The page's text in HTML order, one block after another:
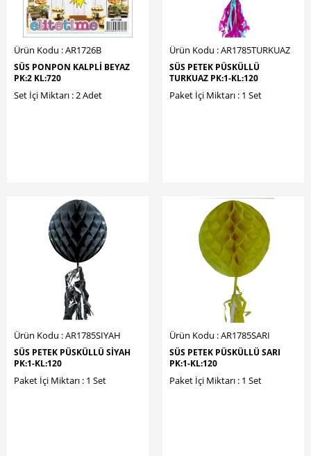
Ürün Kodu : AR1726B
SÜS PONPON KALPLİ BEYAZ
PK:2 KL:720
Set İçi Miktarı : 2 Adet
Ürün Kodu : AR1785TURKUAZ
SÜS PETEK PÜSKÜLLÜ
TURKUAZ PK:1-KL:120
Paket İçi Miktarı : 1 Set
Ürün Kodu : AR1785SIYAH
SÜS PETEK PÜSKÜLLÜ SİYAH
PK:1-KL:120
Paket İçi Miktarı : 1 Set
Ürün Kodu : AR1785SARI
SÜS PETEK PÜSKÜLLÜ SARI
PK:1-KL:120
Paket İçi Miktarı : 1 Set